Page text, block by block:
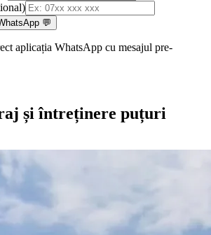
💬
aplicația WhatsApp cu mesajul pre-
și întreținere puțuri